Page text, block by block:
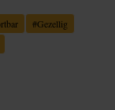
#Gezellig